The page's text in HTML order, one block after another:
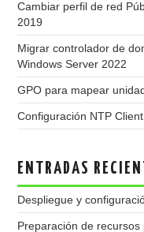
Cambiar perfil de red
2019
Migrar controlador de
Windows Server 2022
GPO para mapear
Configuración NTP
ENTRADAS
Despliegue y
Preparación de